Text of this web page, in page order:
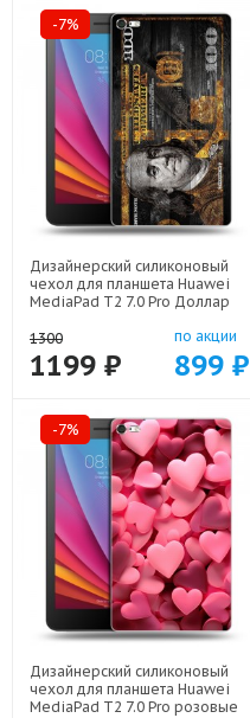
-7%
Дизайнерский силиконовый
чехол для планшета Huawei
MediaPad T2 7.0 Pro Доллар
1300
1199 ₽
по акции
899 ₽
-7%
Дизайнерский силиконовый
чехол для планшета Huawei
MediaPad T2 7.0 Pro розовые